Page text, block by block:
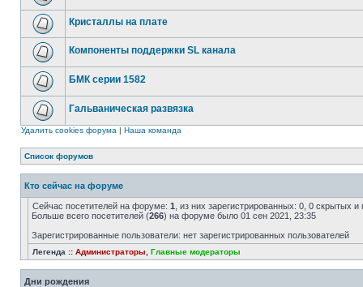
Кристаллы на плате
Компоненты поддержки SL канала
БМК серии 1582
Гальваническая развязка
Удалить cookies форума | Наша команда
Список форумов
Кто сейчас на форуме
Сейчас посетителей на форуме: 1 , из них зарегистрированных: 0, 0 скрытых
Больше всего посетителей (266) на форуме было 01 сен 2021, 23:35
Зарегистрированные пользователи: нет зарегистрированных пользователей
Легенда :: Администраторы Главные модераторы
Дни рождения